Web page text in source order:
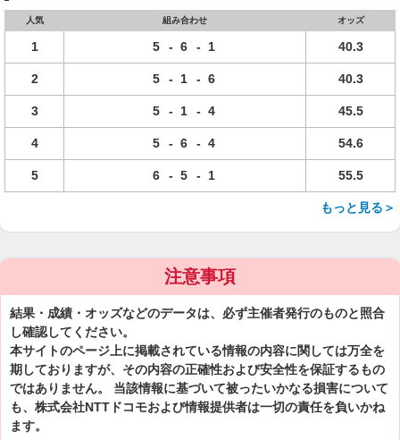
人気 組み合わせ オッズ
1 5 - 6 - 1 40.3
2 5 - 1 - 6 40.3
3 5 - 1 - 4 45.5
4 5 - 6 - 4 54.6
5 6 - 5 - 1 55.5
もっと見る＞
注意事項
結果・成績・オッズなどのデータは、必ず主催者発行のものと照合
し確認してください。
本サイトのページ上に掲載されている情報の内容に関しては万全を
期しておりますが、その内容の正確性および安全性を保証するもの
ではありません。 当該情報に基づいて被ったいかなる損害について
も、株式会社NTTドコモおよび情報提供者は一切の責任を負いかね
ます。